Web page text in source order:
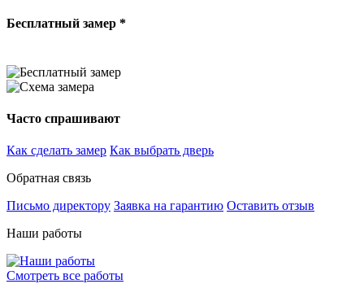
Бесплатный замер *
Часто спрашивают
Как сделать замер Как выбрать дверь
Обратная связь
Письмо директору Заявка на гарантию Оставить отзыв
Наши работы
Смотреть все работы